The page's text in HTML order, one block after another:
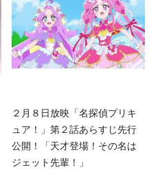
２月８日放映「名探偵プリキ
ュア！」第２話あらすじ先行
公開！「天才登場！その名は
ジェット先輩！」